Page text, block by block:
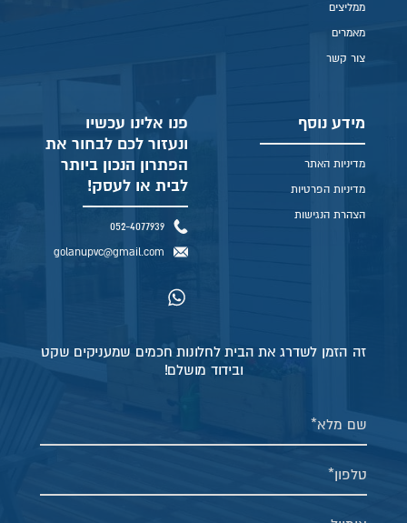
ממליצים
מאמרים
צור קשר
מידע נוסף
מדיניות האתר
מדיניות הפרטיות
הצהרת הנגישות
פנו אלינו עכשיו
ונעזור לכם לבחור את
הפתרון הנכון ביותר
לבית או לעסק!
052-4077939
golanupvc@gmail.com
זה הזמן לשדרג את הבית לחלונות חכמים שמעניקים שקט
ובידוד מושלם!